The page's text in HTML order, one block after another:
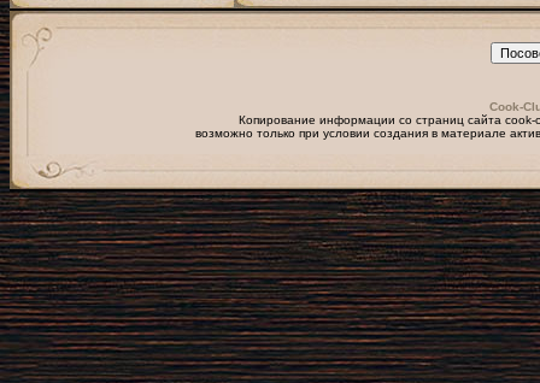
Cook-
Копирование информации со страниц сайта cook-
возможно только при условии создания в материале